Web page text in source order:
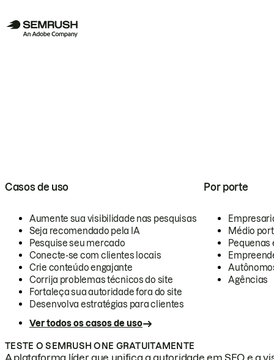
Casos de uso
Aumente sua visibilidade nas pesquisas
Seja recomendado pela IA
Pesquise seu mercado
Conecte-se com clientes locais
Crie conteúdo engajante
Corrija problemas técnicos do site
Fortaleça sua autoridade fora do site
Desenvolva estratégias para clientes
Ver todos os casos de uso
Por porte
Médio
Pequenas
Agências
TESTE O SEMRUSH ONE GRATUITAMENTE
A plataforma líder que unifica a autoridade em SEO e a